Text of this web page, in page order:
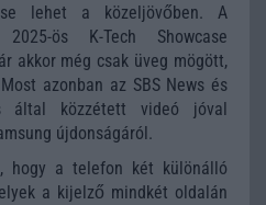
lehet a közeljövőben. A
ös K-Tech Showcase
akkor még csak üveg mögött,
azonban az SBS News és
által közzétett videó jóval
újdonságáról.
hogy a telefon két különálló
a kijelző mindkét oldalán